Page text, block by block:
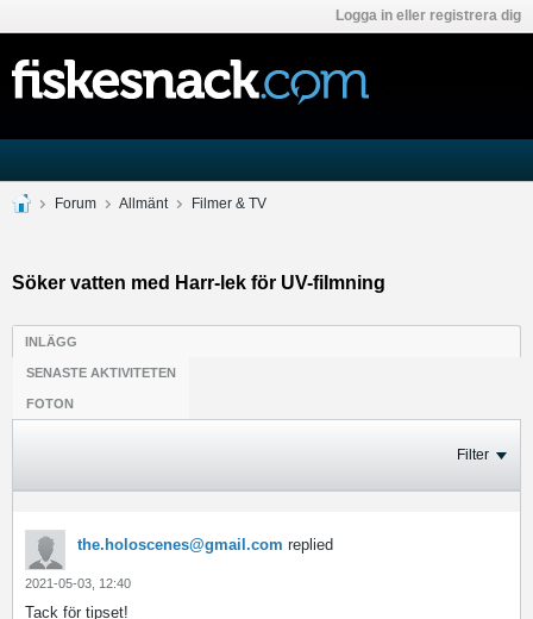
Logga in eller registrera dig
Forum Allmänt Filmer & TV
Söker vatten med Harr-lek för UV-filmning
INLÄGG
SENASTE AKTIVITETEN
FOTON
Filter
the.holoscenes@gmail.com replied
2021-05-03, 12:40
Tack för tipset!